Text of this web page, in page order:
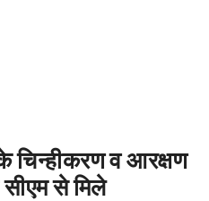
चिन्हीकरण व आरक्षण
से मिले